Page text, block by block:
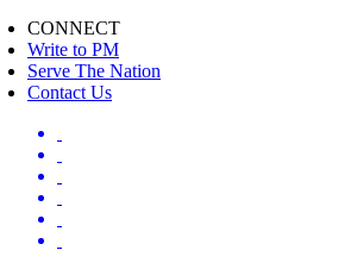
CONNECT
Write to PM
Serve The Nation
Contact Us